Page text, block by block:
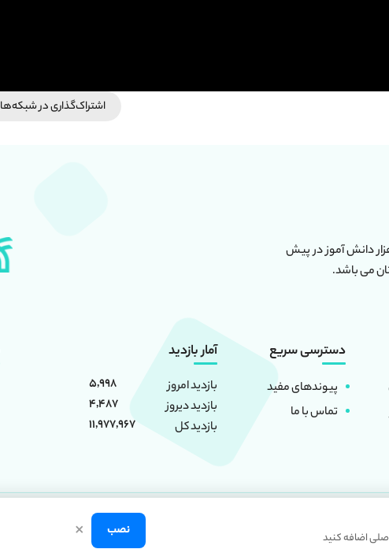
اشتراک‌گذاری در شبکه‎‌های اجتماعی
دارای بیش از ۶۰ واحد آموزشی در استان خراسان رضوی ، بالغ بر ۱۹ هزار دانش آموز در پیش
می باشد.
دسترسی سریع
پیوندهای مفید
تماس با ما
آمار بازدید
بازدید امروز
5,998
بازدید دیروز
4,487
بازدید کل
11,977,967
حقوق این سایت متعلق به موسسه فرهنگی آموزشی امام حسین (علیه السلام)
اضافه کنید نصب ×